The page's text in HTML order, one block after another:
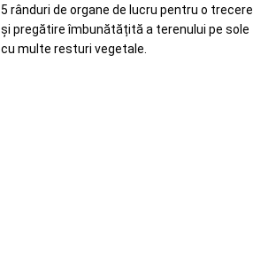
5 rânduri de organe de lucru pentru o trecere
și pregătire îmbunătățită a terenului pe sole
cu multe resturi vegetale.